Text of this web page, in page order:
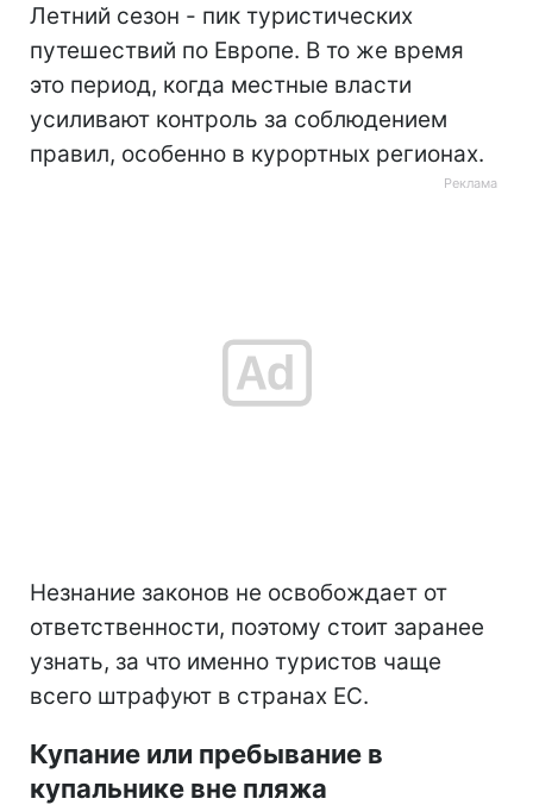
Летний сезон - пик туристических
путешествий по Европе. В то же время
это период, когда местные власти
усиливают контроль за соблюдением
правил, особенно в курортных регионах.
Незнание законов не освобождает от
ответственности, поэтому стоит заранее
узнать, за что именно туристов чаще
всего штрафуют в странах ЕС.
Купание или пребывание в
купальнике вне пляжа